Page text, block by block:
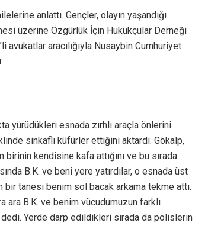
anlattı. Gençler, olayın yaşandığı
üzerine Özgürlük İçin Hukukçular Derneği
avukatlar aracılığıyla Nusaybin Cumhuriyet
yürüdükleri esnada zırhlı araçla önlerini
sinkaflı küfürler ettiğini aktardı. Gökalp,
kendisine kafa attığını ve bu sırada
B.K. ve beni yere yatırdılar, o esnada üst
bir tanesi benim sol bacak arkama tekme attı.
ara B.K. ve benim vücudumuzun farklı
Yerde darp edildikleri sırada da polislerin